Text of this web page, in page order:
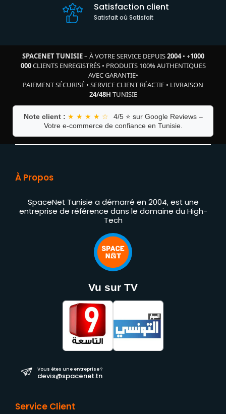
Satisfaction client
Satisfait où Satisfait
SPACENET TUNISIE– À VOTRE SERVICE DEPUIS2004• +1000
000CLIENTS ENREGISTRÉS• PRODUITS 100% AUTHENTIQUES
AVEC GARANTIE•
PAIEMENT SÉCURISÉ • SERVICE CLIENT RÉACTIF • LIVRAISON
24/48H TUNISIE
Note client : ★ ★ ★ ★ ☆
4/5 ⭐ sur Google Reviews –
Votre e-commerce de confiance en Tunisie.
À Propos
SpaceNet Tunisie a démarré en 2004, est une
entreprise de référence dans le domaine du High-
Tech
Vu sur TV
Vous êtes une entreprise ?
devis@spacenet.tn
Service Client